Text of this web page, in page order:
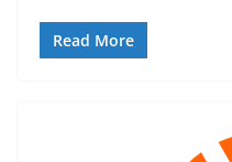
Read More